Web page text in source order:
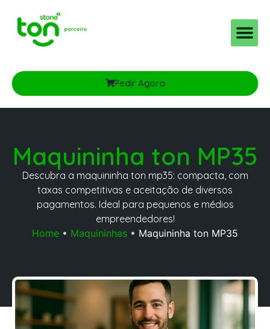
Pedir Agora
Maquininha ton MP35
Descubra a maquininha ton mp35: compacta, com
taxas competitivas e aceitação de diversos
pagamentos. Ideal para pequenos e médios
empreendedores!
Home • Maquininhas • Maquininha ton MP35